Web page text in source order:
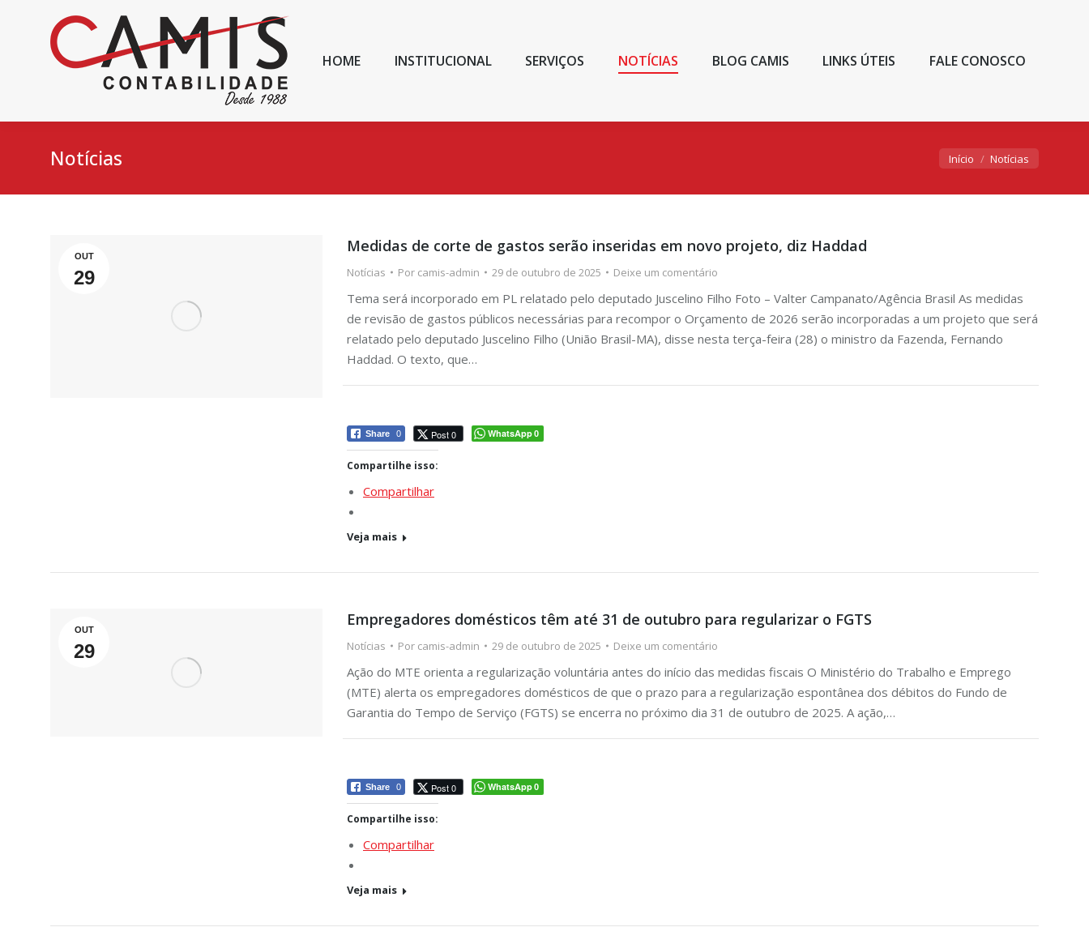
HOME INSTITUCIONAL SERVIÇOS NOTÍCIAS BLOG CAMIS LINKS ÚTEIS FALE CONOSCO
Notícias Você está aqui:
Início Notícias
OUT
29
Medidas de corte de gastos serão inseridas em novo projeto, diz Haddad
Notícias Por camis-admin 29 de outubro de 2025 Deixe um comentário
Tema será incorporado em PL relatado pelo deputado Juscelino Filho Foto – Valter Campanato/Agência Brasil As medidas
de revisão de gastos públicos necessárias para recompor o Orçamento de 2026 serão incorporadas a um projeto que será
relatado pelo deputado Juscelino Filho (União Brasil-MA), disse nesta terça-feira (28) o ministro da Fazenda, Fernando
Haddad. O texto, que…
Share 0 Post 0 WhatsApp0
Compartilhe isso:
Compartilhar
Veja mais
OUT
29
Empregadores domésticos têm até 31 de outubro para regularizar o FGTS
Notícias Por camis-admin 29 de outubro de 2025 Deixe um comentário
Ação do MTE orienta a regularização voluntária antes do início das medidas fiscais O Ministério do Trabalho e Emprego
(MTE) alerta os empregadores domésticos de que o prazo para a regularização espontânea dos débitos do Fundo de
Garantia do Tempo de Serviço (FGTS) se encerra no próximo dia 31 de outubro de 2025. A ação,…
Share 0 Post 0 WhatsApp0
Compartilhe isso:
Compartilhar
Veja mais